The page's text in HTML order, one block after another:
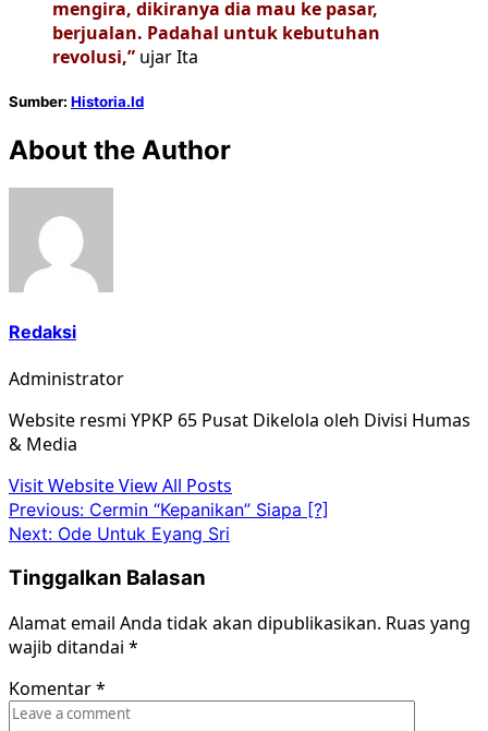
mengira, dikiranya dia mau ke pasar,
berjualan. Padahal untuk kebutuhan
revolusi,” ujar Ita
Sumber: Historia.Id
About the Author
Redaksi
Administrator
Website resmi YPKP 65 Pusat Dikelola oleh Divisi Humas
& Media
Visit WebsiteView All Posts
Post
navigation
Previous: Cermin “Kepanikan” Siapa [?]
Next: Ode Untuk Eyang Sri
Tinggalkan Balasan
Alamat email Anda tidak akan dipublikasikan. Ruas yang
wajib ditandai *
Komentar*